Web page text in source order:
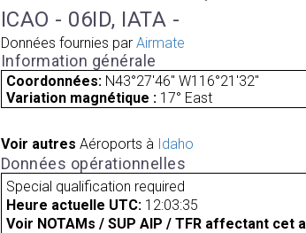
ICAO - 06ID, IATA -
Données fournies par Airmate
Information générale
Coordonnées: N43°27'46" W116°21'32"
Variation magnétique : 17° East
Voir autres Aéroports à Idaho
Données opérationnelles
Special qualification required
Heure actuelle UTC: 12:03:35
Voir NOTAMs / SUP AIP / TFR affectant cet